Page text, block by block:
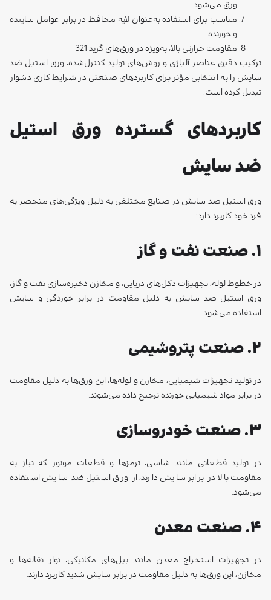
ورق می‌شود
مناسب برای استفاده به‌عنوان لایه محافظ در برابر عوامل ساینده
و خورنده
مقاومت حرارتی بالا، به‌ویژه در ورق‌های گرید 321
ترکیب دقیق عناصر آلیاژی و روش‌های تولید کنترل‌شده، ورق استیل ضد
سایش را به انتخابی مؤثر برای کاربردهای صنعتی در شرایط کاری دشوار
تبدیل کرده است.
کاربردهای گسترده ورق استیل
ضد سایش
ورق استیل ضد سایش در صنایع مختلفی به دلیل ویژگی‌های منحصر به
فرد خود کاربرد دارد:
۱. صنعت نفت و گاز
در خطوط لوله، تجهیزات دکل‌های دریایی، و مخازن ذخیره‌سازی نفت و گاز،
ورق استیل ضد سایش به دلیل مقاومت در برابر خوردگی و سایش
استفاده می‌شود.
۲. صنعت پتروشیمی
در تولید تجهیزات شیمیایی، مخازن و لوله‌ها، این ورق‌ها به دلیل مقاومت
در برابر مواد شیمیایی خورنده ترجیح داده می‌شوند.
۳. صنعت خودروسازی
در تولید قطعاتی مانند شاسی، ترمزها و قطعات موتور که نیاز به
مقاومت بالا در برابر سایش دارند، از ورق استیل ضد سایش استفاده
می‌شود.
۴. صنعت معدن
در تجهیزات استخراج معدن مانند بیل‌های مکانیکی، نوار نقاله‌ها و
مخازن، این ورق‌ها به دلیل مقاومت در برابر سایش شدید کاربرد دارند.